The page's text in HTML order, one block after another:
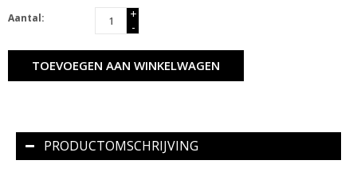
Aantal:
+
-
TOEVOEGEN AAN WINKELWAGEN
PRODUCTOMSCHRIJVING